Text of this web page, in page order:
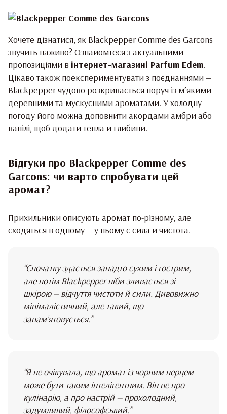
Хочете дізнатися, як Blackpepper Comme des Garcons
звучить наживо? Ознайомтеся з актуальними
пропозиціями в інтернет-магазині Parfum Edem.
Цікаво також поекспериментувати з поєднаннями —
Blackpepper чудово розкривається поруч із м’якими
деревними та мускусними ароматами. У холодну
погоду його можна доповнити акордами амбри або
ванілі, щоб додати тепла й глибини.
Відгуки про Blackpepper Comme des
Garcons: чи варто спробувати цей
аромат?
Прихильники описують аромат по-різному, але
сходяться в одному — у ньому є сила й чистота.
“Спочатку здається занадто сухим і гострим,
але потім Blackpepper ніби зливається зі
шкірою — відчуття чистоти й сили. Дивовижно
мінімалістичний, але такий, що
запам’ятовується.”
“Я не очікувала, що аромат із чорним перцем
може бути таким інтелігентним. Він не про
кулінарію, а про настрій — прохолодний,
задумливий, філософський.”